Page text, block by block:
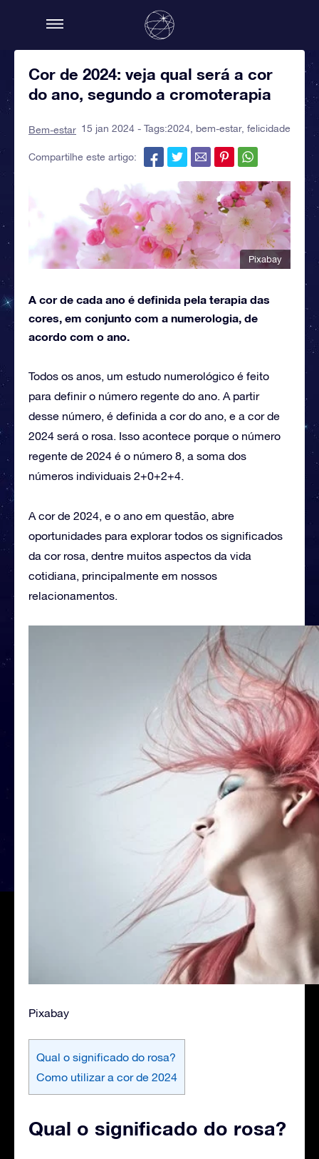
Cor de 2024: veja qual será a cor
do ano, segundo a cromoterapia
Bem-estar 15 jan 2024 - Tags:2024 bem-estar, felicidade
Compartilhe este artigo:
Pixabay
A cor de cada ano é definida pela terapia das
cores, em conjunto com a numerologia, de
acordo com o ano.
Todos os anos, um estudo numerológico é feito
para definir o número regente do ano. A partir
desse número, é definida a cor do ano, e a cor de
2024 será o rosa. Isso acontece porque o número
regente de 2024 é o número 8, a soma dos
números individuais 2+0+2+4.
A cor de 2024, e o ano em questão, abre
oportunidades para explorar todos os significados
da cor rosa, dentre muitos aspectos da vida
cotidiana, principalmente em nossos
relacionamentos.
Pixabay
Qual o significado do rosa?
Como utilizar a cor de 2024
Qual o significado do rosa?